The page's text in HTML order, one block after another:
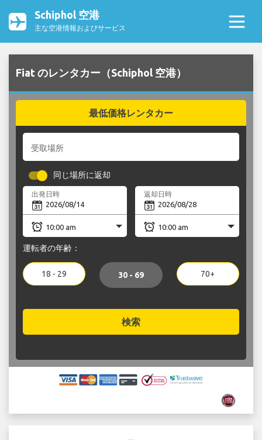
Schiphol 空港
主な空港情報およびサービス
Fiat のレンタカー（Schiphol 空港）
最低価格レンタカー
受取場所
同じ場所に返却
出発日時 返却日時
運転者の年齢：
18 - 29 30 - 69 70+
検索